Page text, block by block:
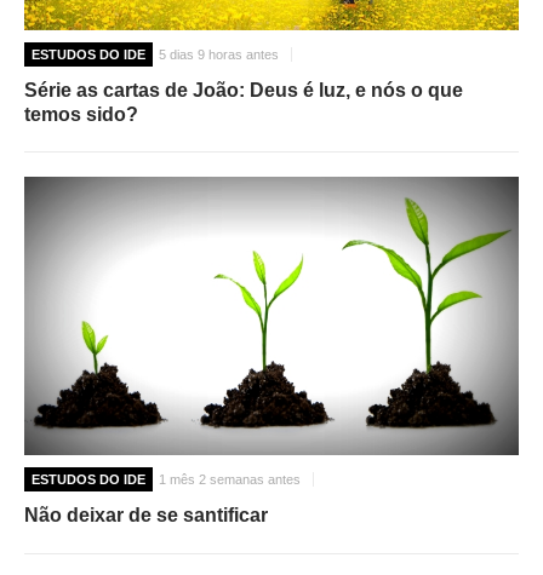
ESTUDOS DO IDE 5 dias 9 horas antes
Série as cartas de João: Deus é luz, e nós o que
temos sido?
ESTUDOS DO IDE 1 mês 2 semanas antes
Não deixar de se santificar